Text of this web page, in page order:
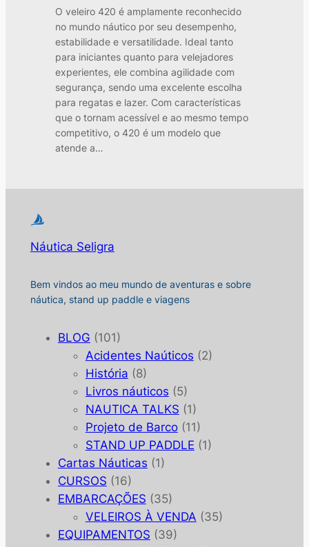
O veleiro 420 é amplamente reconhecido
no mundo náutico por seu desempenho,
estabilidade e versatilidade. Ideal tanto
para iniciantes quanto para velejadores
experientes, ele combina agilidade com
segurança, sendo uma excelente escolha
para regatas e lazer. Com características
que o tornam acessível e ao mesmo tempo
competitivo, o 420 é um modelo que
atende a…
Náutica Seligra
Bem vindos ao meu mundo de aventuras e sobre
náutica, stand up paddle e viagens
BLOG (101)
Acidentes Naúticos (2)
História (8)
Livros náuticos (5)
NAUTICA TALKS (1)
Projeto de Barco(11)
STAND UP PADDLE (1)
Cartas Náuticas (1)
CURSOS (16)
EMBARCAÇÕES (35)
VELEIROS À VENDA (35)
EQUIPAMENTOS (39)